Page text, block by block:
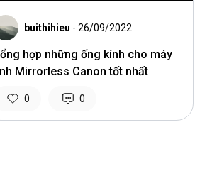
buithihieu - 26/09/2022
hợp những ống kính cho máy
Mirrorless Canon tốt nhất
0 0